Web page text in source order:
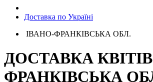
Доставка по Україні
ІВАНО-ФРАНКІВСЬКА ОБЛ.
ДОСТАВКА
ФРАНКІВСЬКА